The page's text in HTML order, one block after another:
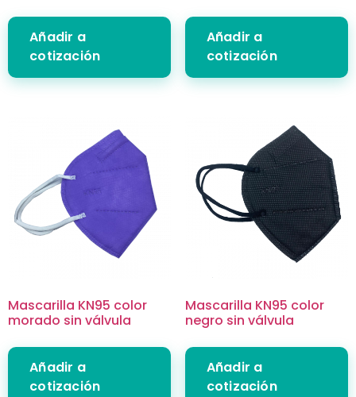
Añadir a
cotización
Añadir a
cotización
Mascarilla KN95 color
morado sin válvula
Añadir a
cotización
Mascarilla KN95 color
negro sin válvula
Añadir a
cotización